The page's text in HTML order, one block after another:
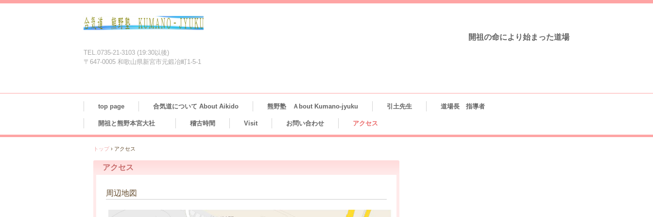
開祖の命により始まった道場
TEL.0735-21-3103 (19:30以後)
〒647-0005 和歌山県新宮市元鍛冶町1-5-1
top page 合気道について About Aikido 熊野塾 Ａbout Kumano-jyuku 引土先生 道場長 指導者
開祖と熊野本宮大社 稽古時間 Visit お問い合わせ アクセス
トップ › アクセス
アクセス
周辺地図